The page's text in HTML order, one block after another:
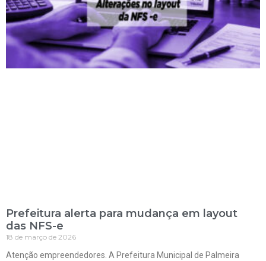
Prefeitura alerta para mudança em layout
das NFS-e
18 de março de 2026
Atenção empreendedores. A Prefeitura Municipal de Palmeira